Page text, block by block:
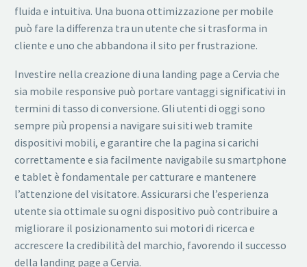
fluida e intuitiva. Una buona ottimizzazione per mobile
può fare la differenza tra un utente che si trasforma in
cliente e uno che abbandona il sito per frustrazione.
Investire nella creazione di una landing page a Cervia che
sia mobile responsive può portare vantaggi significativi in
termini di tasso di conversione. Gli utenti di oggi sono
sempre più propensi a navigare sui siti web tramite
dispositivi mobili, e garantire che la pagina si carichi
correttamente e sia facilmente navigabile su smartphone
e tablet è fondamentale per catturare e mantenere
l’attenzione del visitatore. Assicurarsi che l’esperienza
utente sia ottimale su ogni dispositivo può contribuire a
migliorare il posizionamento sui motori di ricerca e
accrescere la credibilità del marchio, favorendo il successo
della landing page a Cervia.